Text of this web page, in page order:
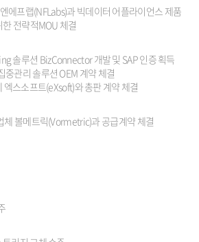
에프랩(NFLabs)과 빅데이터 어플라이언스 제품
전략적MOU 체결
솔루션 BizConnector 개발 및 SAP 인증 획득
중관리 솔루션 OEM 계약 체결
엑스소프트(eXsoft)와 총판 계약 체결
체 볼메트릭(Vormetric)과 공급계약 체결